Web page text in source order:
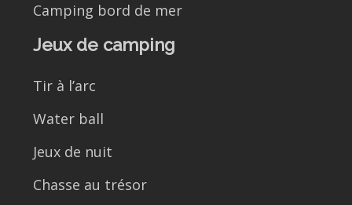
Camping bord de mer
Jeux de camping
Tir à l’arc
Water ball
Jeux de nuit
Chasse au trésor